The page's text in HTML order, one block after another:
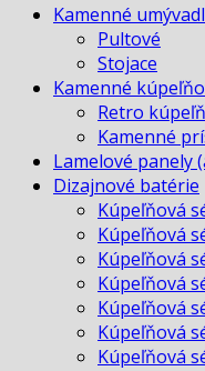
Kamenné
Pultové
Stojace
Kamenné
Retro
Kamenné
Lamelové panely
Dizajnové batérie
Kúpeľňová
Kúpeľňová
Kúpeľňová
Kúpeľňová
Kúpeľňová
Kúpeľňová
Kúpeľňová